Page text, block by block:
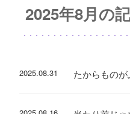
2025年8月の
2025.08.31 たからもの